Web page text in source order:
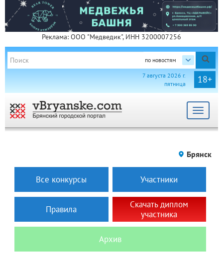
Реклама: ООО "Медведик", ИНН 3200007256
по новостям
18+
7 августа 2026 г.
пятница
Toggle
Брянск
Все конкурсы Участники
Правила
Скачать диплом
участника
Архив